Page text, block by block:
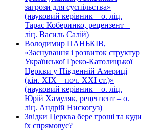
загрози для суспільства»
(науковий керівник – о. ліц.
Тарас Коберинко, рецензент –
ліц. Василь Салій)
Володимир ПАНЬКІВ,
«Заснування і розвиток структур
Української Греко-Католицької
Церкви у Південній Америці
(кін. ХІХ – поч. ХХІ ст.)»
(науковий керівник – о. ліц.
Юрій Хамуляк, рецензент – о.
ліц. Андрій Нискогуз)
Звідки Церква бере гроші та куди
їх спрямовує?